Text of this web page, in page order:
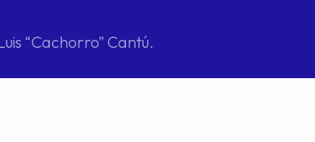
“Cachorro” Cantú.